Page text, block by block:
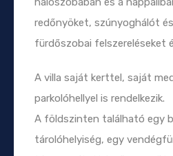
redőnyöket, szúnyoghálót
fürdőszobai felszereléseket
A villa saját kerttel, saját
parkolóhellyel is rendelkezik.
A földszinten található egy
tárolóhelyiség, egy